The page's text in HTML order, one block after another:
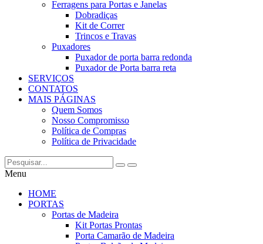
Ferragens para Portas e Janelas
Dobradiças
Kit de Correr
Trincos e Travas
Puxadores
Puxador de porta barra redonda
Puxador de Porta barra reta
SERVIÇOS
CONTATOS
MAIS PÁGINAS
Quem Somos
Nosso Compromisso
Política de Compras
Política de Privacidade
Menu
HOME
PORTAS
Portas de Madeira
Kit Portas Prontas
Porta Camarão de Madeira